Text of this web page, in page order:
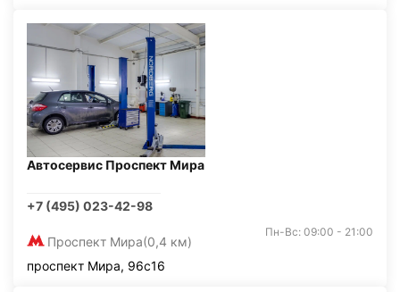
Автосервис Проспект Мира
+7 (495) 023-42-98
Проспект Мира(0,4 км)
Пн-Вс: 09:00 - 21:00
проспект Мира, 96с16